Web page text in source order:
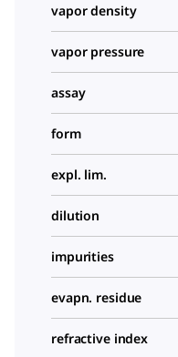
vapor density
vapor pressure
assay
form
expl. lim.
dilution
impurities
evapn. residue
refractive index